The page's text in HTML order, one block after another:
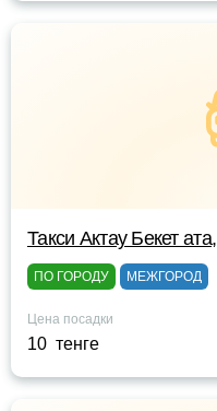
Такси Актау Бекет ата,
ПО ГОРОДУ МЕЖГОРОД
Цена посадки
10 тенге